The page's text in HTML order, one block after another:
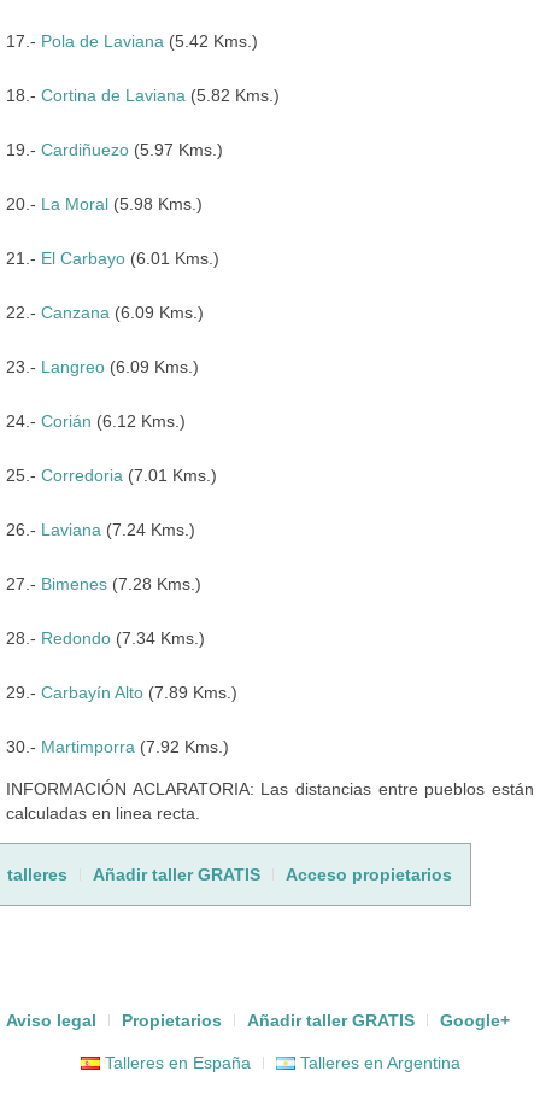
17.- Pola de Laviana (5.42 Kms.)
18.- Cortina de Laviana (5.82 Kms.)
19.- Cardiñuezo (5.97 Kms.)
20.- La Moral (5.98 Kms.)
21.- El Carbayo (6.01 Kms.)
22.- Canzana (6.09 Kms.)
23.- Langreo (6.09 Kms.)
24.- Corián (6.12 Kms.)
25.- Corredoria (7.01 Kms.)
26.- Laviana (7.24 Kms.)
27.- Bimenes (7.28 Kms.)
28.- Redondo (7.34 Kms.)
29.- Carbayín Alto (7.89 Kms.)
30.- Martimporra (7.92 Kms.)
INFORMACIÓN ACLARATORIA: Las distancias entre pueblos están
calculadas en linea recta.
talleres Añadir taller GRATIS Acceso propietarios
Aviso legal Propietarios Añadir taller GRATIS Google+
Talleres en España Talleres en Argentina